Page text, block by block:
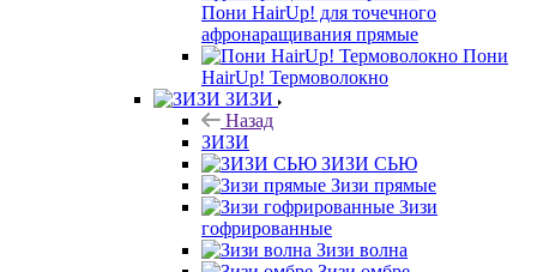
Пони HairUp! для точечного
афронаращивания прямые
Пони
HairUp! Термоволокно
ЗИЗИ
Назад
ЗИЗИ
ЗИЗИ СЬЮ
Зизи прямые
Зизи
гофрированные
Зизи волна